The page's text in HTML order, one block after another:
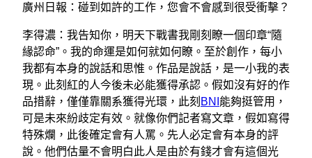
廣州日報：碰到如許的工作，您會不會感到很受衝擊？
李得濃：我告知你，明天下戰書我剛刻瞭一個印章“隨
緣認命”。我的命運是如何就如何瞭。至於創作，每小
我都有本身的說話和思惟。作品是說話，是一小我的表
現。此刻紅的人今後未必能獲得承認。假如沒有好的作
品措辭，僅僅靠關系獲得光環，此刻 BNI 能夠挺管用，
可是未來紛歧定有效。就像你們記者寫文章，假如寫得
特殊爛，此後確定會有人罵。先人必定會有本身的評
說。他們估量不會明白此人是由於有錢才會有這個光